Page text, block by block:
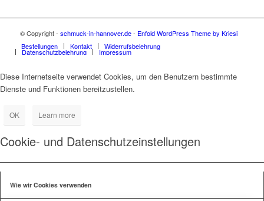
© Copyright - schmuck-in-hannover.de- Enfold WordPress Theme by Kriesi
Bestellungen
Kontakt Widerrufsbelehrung
Datenschutzbelehrung Impressum
Diese Internetseite verwendet Cookies, um den Benutzern bestimmte
Dienste und Funktionen bereitzustellen.
OK Learn more
Cookie- und Datenschutzeinstellungen
Wie wir Cookies verwenden